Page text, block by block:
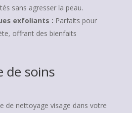
sans agresser la peau.
exfoliants : Parfaits pour
offrant des bienfaits
de soins
de nettoyage visage dans votre